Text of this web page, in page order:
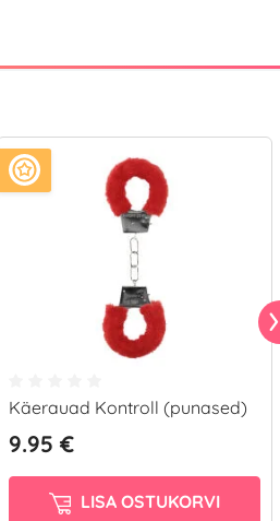
Käerauad Kontroll (punased)
9.95 €
LISA OSTUKORVI